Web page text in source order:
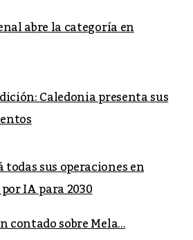
abre la categoría en
Caledonia presenta sus
sus operaciones en
IA para 2030
contado sobre Mela...